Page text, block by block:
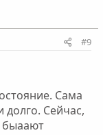
#9
Сама
долго. Сейчас,
быаают